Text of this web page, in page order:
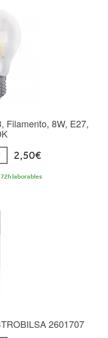
Filamento, 8W, E27,
2,50€
laborables
2601707